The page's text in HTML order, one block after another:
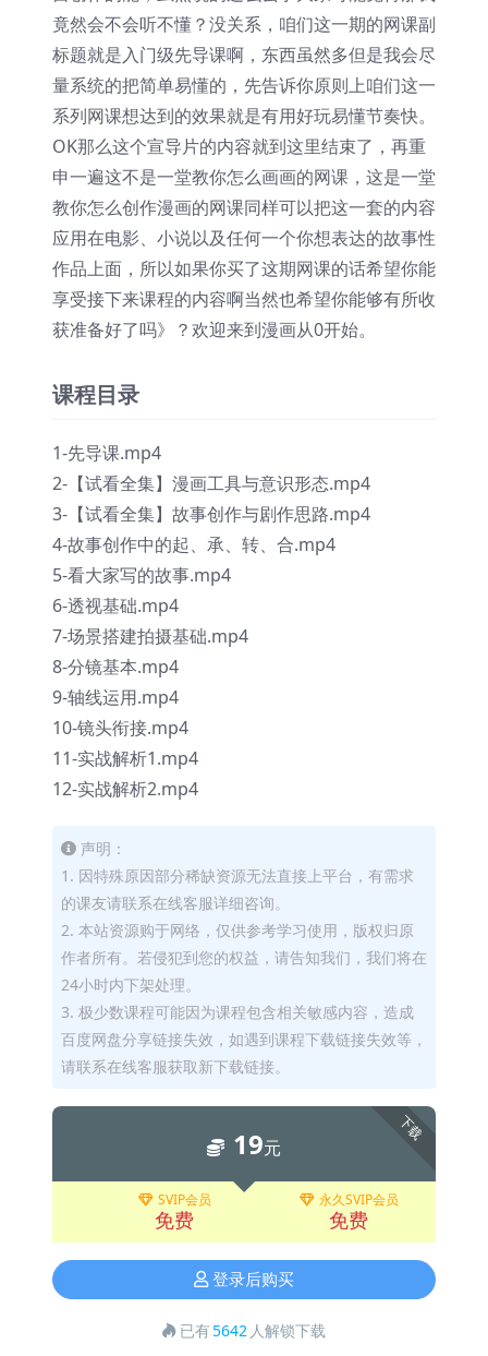
竟然会不会听不懂？没关系，咱们这一期的网课副
标题就是入门级先导课啊，东西虽然多但是我会尽
量系统的把简单易懂的，先告诉你原则上咱们这一
系列网课想达到的效果就是有用好玩易懂节奏快。
OK那么这个宣导片的内容就到这里结束了，再重
申一遍这不是一堂教你怎么画画的网课，这是一堂
教你怎么创作漫画的网课同样可以把这一套的内容
应用在电影、小说以及任何一个你想表达的故事性
作品上面，所以如果你买了这期网课的话希望你能
享受接下来课程的内容啊当然也希望你能够有所收
获准备好了吗》？欢迎来到漫画从0开始。
课程目录
1-先导课.mp4
2-【试看全集】漫画工具与意识形态.mp4
3-【试看全集】故事创作与剧作思路.mp4
4-故事创作中的起、承、转、合.mp4
5-看大家写的故事.mp4
6-透视基础.mp4
7-场景搭建拍摄基础.mp4
8-分镜基本.mp4
9-轴线运用.mp4
10-镜头衔接.mp4
11-实战解析1.mp4
12-实战解析2.mp4
声明：
1. 因特殊原因部分稀缺资源无法直接上平台，有需求
的课友请联系在线客服详细咨询。
2. 本站资源购于网络，仅供参考学习使用，版权归原
作者所有。若侵犯到您的权益，请告知我们，我们将在
24小时内下架处理。
3. 极少数课程可能因为课程包含相关敏感内容，造成
百度网盘分享链接失效，如遇到课程下载链接失效等，
请联系在线客服获取新下载链接。
下载
19元
SVIP会员
免费
永久SVIP会员
免费
登录后购买
已有5642 人解锁下载